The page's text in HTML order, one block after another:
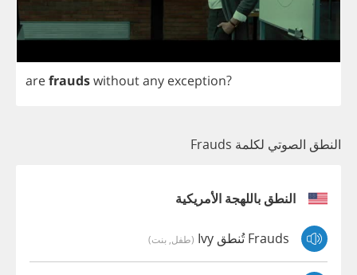
arefraudswithoutany exception?
النطق الصوتي لكلمة Frauds
النطق باللهجة الأمريكية
Frauds تُنطق Ivy (طفل, بنت)